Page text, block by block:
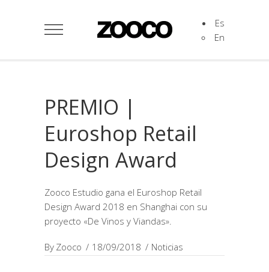
Es
En
PREMIO |
Euroshop Retail
Design Award
Zooco Estudio gana el Euroshop Retail
Design Award 2018 en Shanghai con su
proyecto «De Vinos y Viandas».
By Zooco 18/09/2018 Noticias